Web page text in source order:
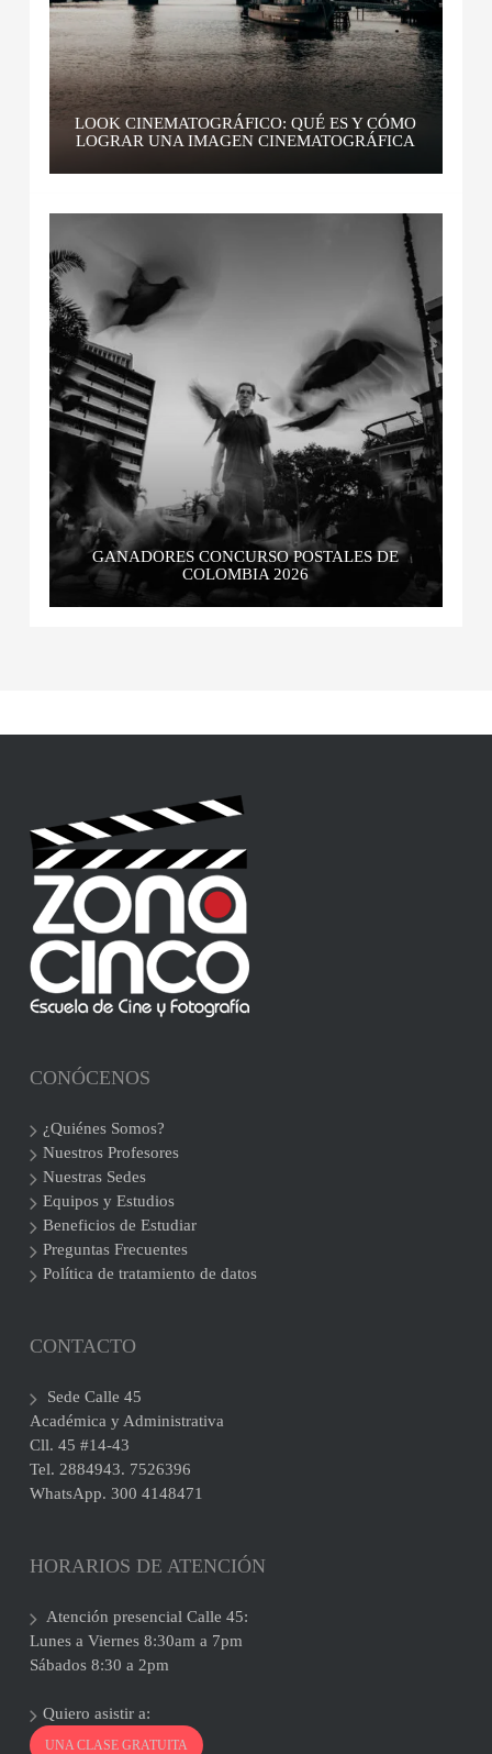
LOOK CINEMATOGRÁFICO: QUÉ ES Y CÓMO
LOGRAR UNA IMAGEN CINEMATOGRÁFICA
GANADORES CONCURSO POSTALES DE
COLOMBIA 2026
CONÓCENOS
¿Quiénes Somos?
Nuestros Profesores
Nuestras Sedes
Equipos y Estudios
Beneficios de Estudiar
Preguntas Frecuentes
Política de tratamiento de datos
CONTACTO
Sede Calle 45
Académica y Administrativa
Cll. 45 #14-43
Tel. 2884943. 7526396
WhatsApp. 300 4148471
HORARIOS DE ATENCIÓN
Atención presencial Calle 45:
Lunes a Viernes 8:30am a 7pm
Sábados 8:30 a 2pm
Quiero asistir a:
UNA CLASE GRATUITA